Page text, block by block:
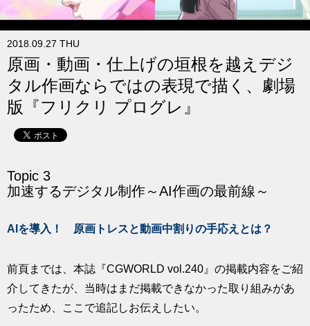
クリエイターズID
求人
2018.09.27 THU
原画・動画・仕上げの垣根を越えデジ
タル作画ならではの表現で描く、劇場
版『フリクリ プログレ』
Topic 3
加速するデジタル制作～AI作画の最前線～
AIを導入！ 原画トレスと動画中割りの手応えとは？
前頁までは、本誌『CGWORLD vol.240』の掲載内容をご紹
介してきたが、当時はまだ掲載できなかった取り組みがあ
ったため、ここで追記しお伝えしたい。